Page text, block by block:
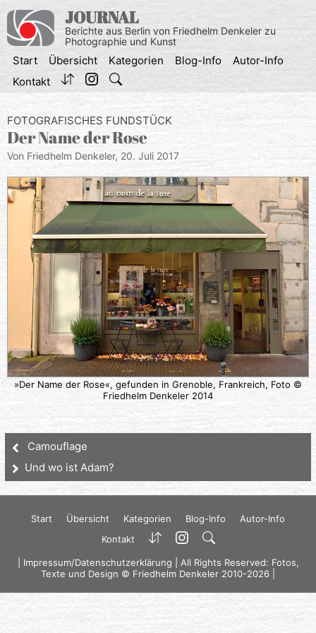
Inhalt
springen
JOURNAL
Berichte aus Berlin von Friedhelm Denkeler zu
Photographie und Kunst
Start Übersicht Kategorien Blog-Info
Autor-Info
Kontakt
FOTOGRAFISCHES FUNDSTÜCK
Der Name der Rose
Von Friedhelm Denkeler, 20. Juli 2017
»Der Name der Rose«, gefunden in Grenoble, Frankreich, Foto ©
Friedhelm Denkeler 2014
Camouflage
Und wo ist Adam?
Start Übersicht Kategorien Blog-Info
Autor-Info
Kontakt
Impressum/Datenschutzerklärung | All Rights Reserved: Fotos,
Texte und Design © Friedhelm Denkeler 2010-2026 |